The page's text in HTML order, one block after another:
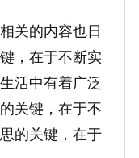
关的内容也日
，在于不断实
活中有着广泛
关键，在于不
的关键，在于